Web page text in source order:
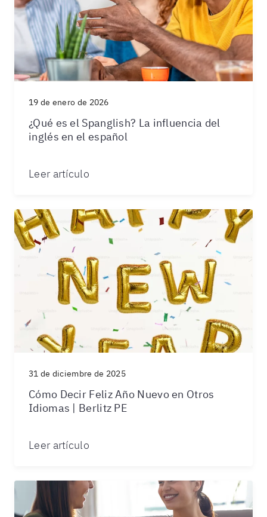
19 de enero de 2026
¿Qué es el Spanglish? La influencia del
inglés en el español
Leer artículo
31 de diciembre de 2025
Cómo Decir Feliz Año Nuevo en Otros
Idiomas | Berlitz PE
Leer artículo